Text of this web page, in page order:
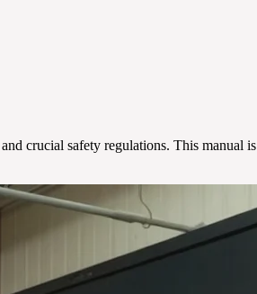
crucial safety regulations. This manual